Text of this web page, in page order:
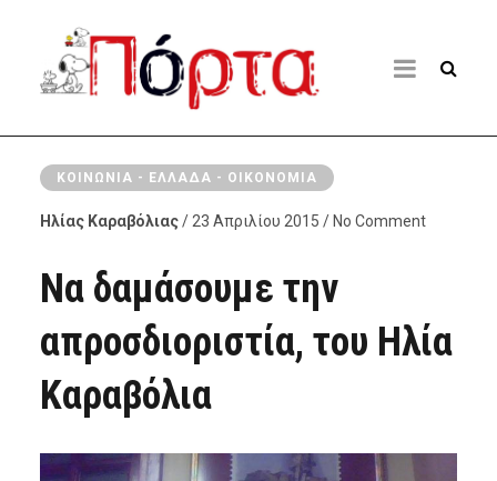
ΚΟΙΝΩΝΊΑ - ΕΛΛΆΔΑ - ΟΙΚΟΝΟΜΊΑ
Ηλίας Καραβόλιας/ 23 Απριλίου 2015 / No Comment
Nα δαμάσουμε την
απροσδιοριστία, του Ηλία
Καραβόλια